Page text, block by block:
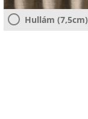
Hullám (7,5cm)